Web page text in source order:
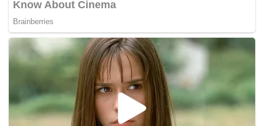
Tags: datang bulan emoji